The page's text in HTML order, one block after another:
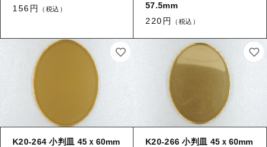
156円
（税込）
57.5mm
220円
（税込）
K20-264 小判皿 45ｘ60mm
K20-266 小判皿 45ｘ60mm